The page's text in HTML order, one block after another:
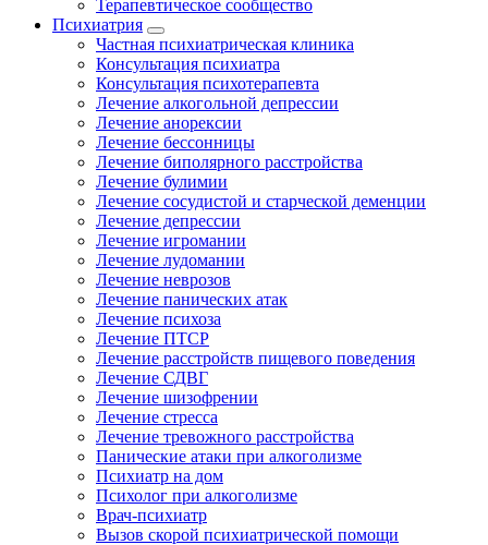
Терапевтическое сообщество
Психиатрия
Частная психиатрическая клиника
Консультация психиатра
Консультация психотерапевта
Лечение алкогольной депрессии
Лечение анорексии
Лечение бессонницы
Лечение биполярного расстройства
Лечение булимии
Лечение сосудистой и старческой деменции
Лечение депрессии
Лечение игромании
Лечение лудомании
Лечение неврозов
Лечение панических атак
Лечение психоза
Лечение ПТСР
Лечение расстройств пищевого поведения
Лечение СДВГ
Лечение шизофрении
Лечение стресса
Лечение тревожного расстройства
Панические атаки при алкоголизме
Психиатр на дом
Психолог при алкоголизме
Врач-психиатр
Вызов скорой психиатрической помощи